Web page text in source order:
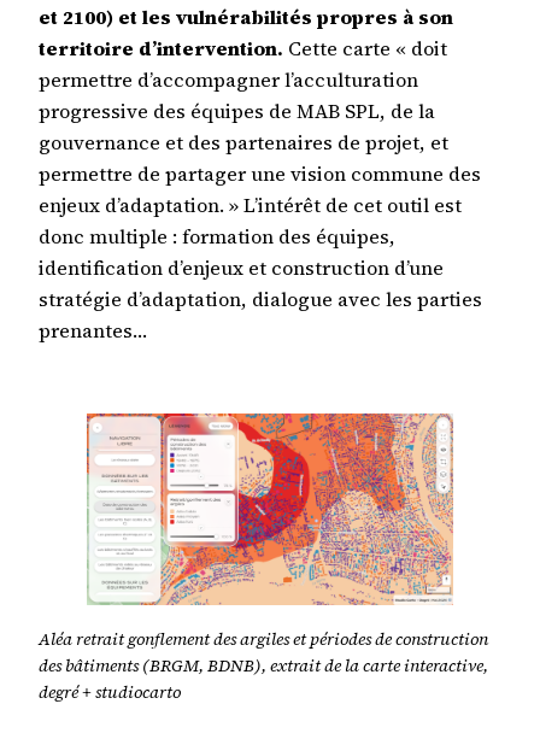
et 2100) et les vulnérabilités propres à son
territoire d’intervention. Cette carte « doit
permettre d’accompagner l’accultu­ration
progressive des équipes de MAB SPL, de la
gouvernance et des partenaires de projet, et
permettre de partager une vision commune des
enjeux d’adaptation. » L’intérêt de cet outil est
donc multiple : formation des équipes,
identification d’enjeux et construction d’une
stratégie d’adaptation, dialogue avec les parties
prenantes…
Aléa retrait gonflement des argiles et périodes de construction
des bâtiments (BRGM, BDNB), extrait de la carte interactive,
degré + studiocarto